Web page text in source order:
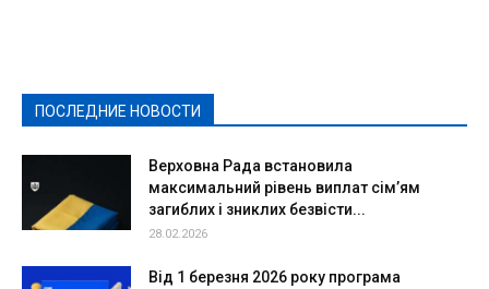
ПОСЛЕДНИЕ НОВОСТИ
Верховна Рада встановила
максимальний рівень виплат сім’ям
загиблих і зниклих безвісти...
28.02.2026
Від 1 березня 2026 року програма